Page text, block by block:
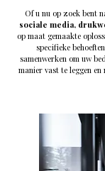
Of u nu op zoek bent
sociale media,
op maat gemaakte
specifieke
samenwerken om uw
manier vast te leggen